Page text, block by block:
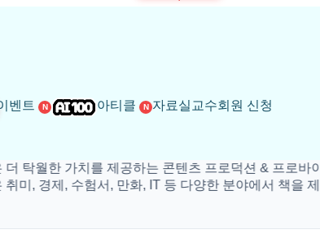
벤트 N 아티클 N 자료실 교수회원 신청
탁월한 가치를 제공하는 콘텐츠 프로덕션 & 프로바이
미, 경제, 수험서, 만화, IT 등 다양한 분야에서 책을 제작